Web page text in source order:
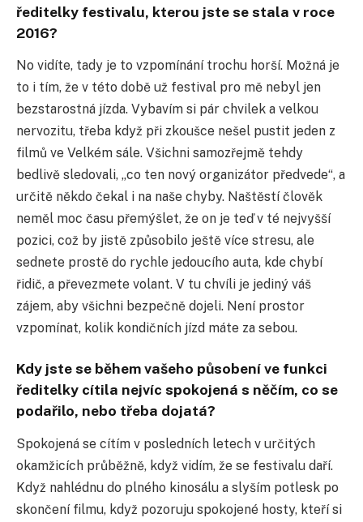
ředitelky festivalu, kterou jste se stala v roce
2016?
No vidíte, tady je to vzpomínání trochu horší. Možná je
to i tím, že v této době už festival pro mě nebyl jen
bezstarostná jízda. Vybavím si pár chvilek a velkou
nervozitu, třeba když při zkoušce nešel pustit jeden z
filmů ve Velkém sále. Všichni samozřejmě tehdy
bedlivě sledovali, „co ten nový organizátor předvede“, a
určitě někdo čekal i na naše chyby. Naštěstí člověk
neměl moc času přemýšlet, že on je teď v té nejvyšší
pozici, což by jistě způsobilo ještě více stresu, ale
sednete prostě do rychle jedoucího auta, kde chybí
řidič, a převezmete volant. V tu chvíli je jediný váš
zájem, aby všichni bezpečně dojeli. Není prostor
vzpomínat, kolik kondičních jízd máte za sebou.
Kdy jste se během vašeho působení ve funkci
ředitelky cítila nejvíc spokojená s něčím, co se
podařilo, nebo třeba dojatá?
Spokojená se cítím v posledních letech v určitých
okamžicích průběžně, když vidím, že se festivalu daří.
Když nahlédnu do plného kinosálu a slyším potlesk po
skončení filmu, když pozoruju spokojené hosty, kteří si